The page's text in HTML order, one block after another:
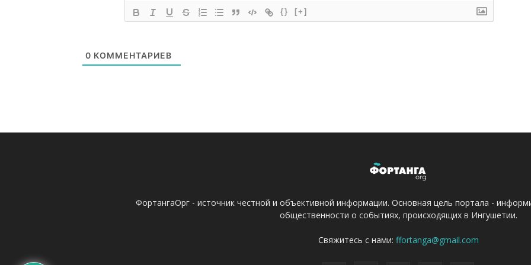
{} [+]
0 КОММЕНТАРИЕВ
ФортангаОрг - источник честной и объективной информации. Основная цель портала -
общественности о событиях, происходящих в Ингушетии.
Свяжитесь с нами: ffortanga@gmail.com